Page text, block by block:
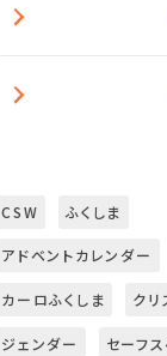
CSW ふくしま
アドベントカレンダー
カーロふくしま クリ
ジェンダー セーフ